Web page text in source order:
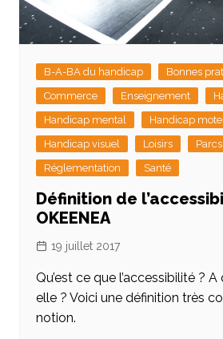
B-A-BA du handicap
Bonnes
Commerce
Enseignement
Handicap mental
Handicap
Handicap visuel
Loisirs
Réglementation
Santé
Définition de
OKEENEA
19 juillet 2017
Qu’est ce que l’accessibilité ? A
elle ? Voici une définition très
notion.